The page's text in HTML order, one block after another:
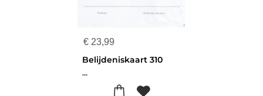
€ 23,99
Belijdeniskaart 310
...